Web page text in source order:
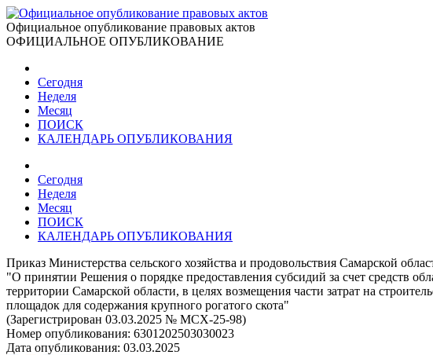
Официальное опубликование правовых актов
ОФИЦИАЛЬНОЕ ОПУБЛИКОВАНИЕ
Сегодня
Неделя
Месяц
ПОИСК
КАЛЕНДАРЬ ОПУБЛИКОВАНИЯ
Сегодня
Неделя
Месяц
ПОИСК
КАЛЕНДАРЬ ОПУБЛИКОВАНИЯ
Приказ Министерства сельского хозяйства и продовольствия Самарской
"О принятии Решения о порядке предоставления субсидий за счет средств
территории Самарской области, в целях возмещения части затрат на
площадок для содержания крупного рогатого скота"
(Зарегистрирован 03.03.2025 № МСХ-25-98)
Номер опубликования: 6301202503030023
Дата опубликования: 03.03.2025